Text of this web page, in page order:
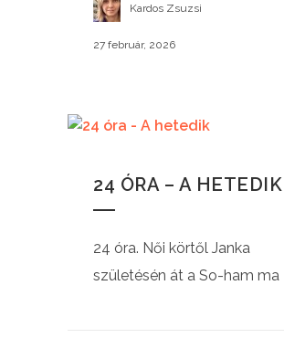
Kardos Zsuzsi
27 február, 2026
24 ÓRA – A HETEDIK
24 óra. Női körtől Janka
születésén át a So-ham ma